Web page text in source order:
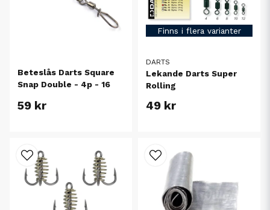
Beteslås Darts Square
Snap Double - 4p - 16
59 kr
Finns i flera varianter
DARTS
Lekande Darts Super
Rolling
49 kr